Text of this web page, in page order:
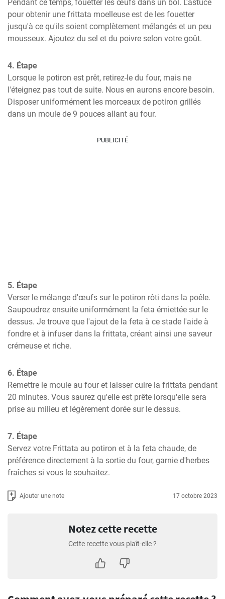
Pendant ce temps, fouetter les œufs dans un bol. L'astuce
pour obtenir une frittata moelleuse est de les fouetter
jusqu'à ce qu'ils soient complètement mélangés et un peu
mousseux. Ajoutez du sel et du poivre selon votre goût.
4. Étape
Lorsque le potiron est prêt, retirez-le du four, mais ne
l'éteignez pas tout de suite. Nous en aurons encore besoin.
Disposer uniformément les morceaux de potiron grillés
dans un moule de 9 pouces allant au four.
PUBLICITÉ
5. Étape
Verser le mélange d'œufs sur le potiron rôti dans la poêle.
Saupoudrez ensuite uniformément la feta émiettée sur le
dessus. Je trouve que l'ajout de la feta à ce stade l'aide à
fondre et à infuser dans la frittata, créant ainsi une saveur
crémeuse et riche.
6. Étape
Remettre le moule au four et laisser cuire la frittata pendant
20 minutes. Vous saurez qu'elle est prête lorsqu'elle sera
prise au milieu et légèrement dorée sur le dessus.
7. Étape
Servez votre Frittata au potiron et à la feta chaude, de
préférence directement à la sortie du four, garnie d'herbes
fraîches si vous le souhaitez.
Ajouter une note 17 octobre 2023
Notez cette recette
Cette recette vous plaît-elle ?